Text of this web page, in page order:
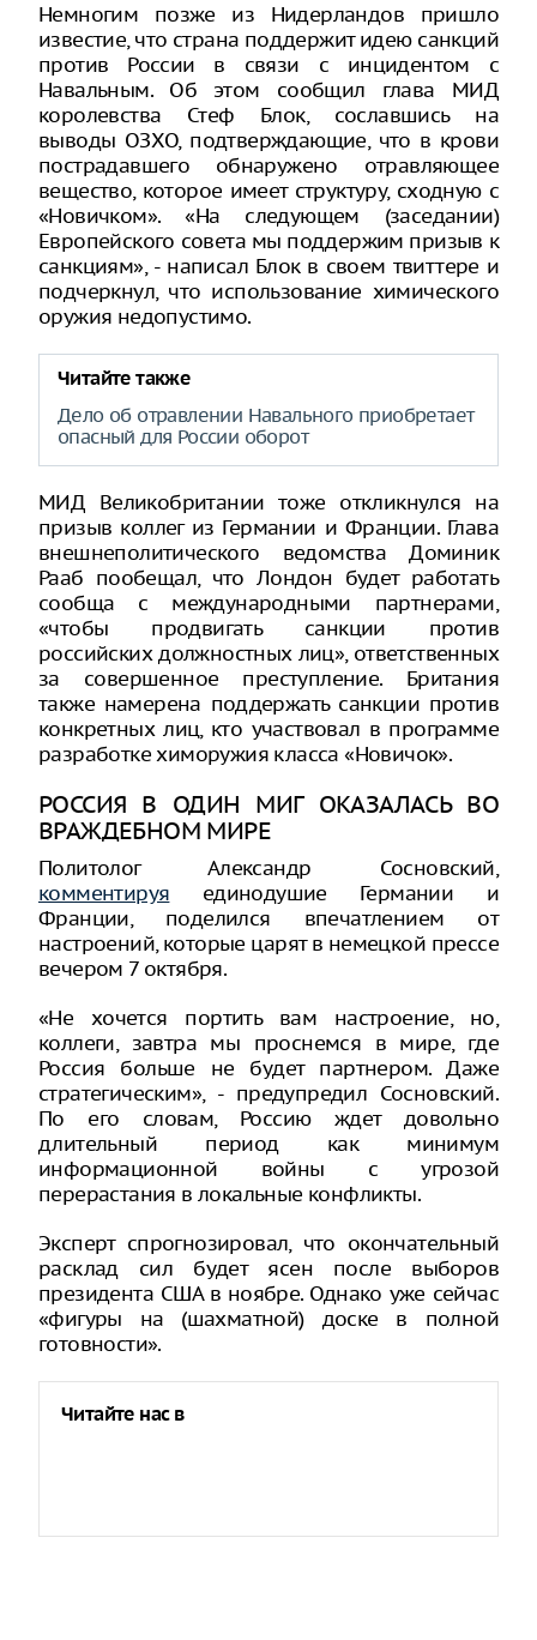
Немногим позже из Нидерландов пришло
известие, что страна поддержит идею санкций
против России в связи с инцидентом с
Навальным. Об этом сообщил глава МИД
королевства Стеф Блок, сославшись на
выводы ОЗХО, подтверждающие, что в крови
пострадавшего обнаружено отравляющее
вещество, которое имеет структуру, сходную с
«Новичком». «На следующем (заседании)
Европейского совета мы поддержим призыв к
санкциям», - написал Блок в своем твиттере и
подчеркнул, что использование химического
оружия недопустимо.
Читайте также
Дело об отравлении Навального приобретает
опасный для России оборот
МИД Великобритании тоже откликнулся на
призыв коллег из Германии и Франции. Глава
внешнеполитического ведомства Доминик
Рааб пообещал, что Лондон будет работать
сообща с международными партнерами,
«чтобы продвигать санкции против
российских должностных лиц», ответственных
за совершенное преступление. Британия
также намерена поддержать санкции против
конкретных лиц, кто участвовал в программе
разработке химоружия класса «Новичок».
РОССИЯ В ОДИН МИГ ОКАЗАЛАСЬ ВО
ВРАЖДЕБНОМ МИРЕ
Политолог Александр Сосновский,
комментируя единодушие Германии и
Франции, поделился впечатлением от
настроений, которые царят в немецкой прессе
вечером 7 октября.
«Не хочется портить вам настроение, но,
коллеги, завтра мы проснемся в мире, где
Россия больше не будет партнером. Даже
стратегическим», - предупредил Сосновский.
По его словам, Россию ждет довольно
длительный период как минимум
информационной войны с угрозой
перерастания в локальные конфликты.
Эксперт спрогнозировал, что окончательный
расклад сил будет ясен после выборов
президента США в ноябре. Однако уже сейчас
«фигуры на (шахматной) доске в полной
готовности».
Читайте нас в